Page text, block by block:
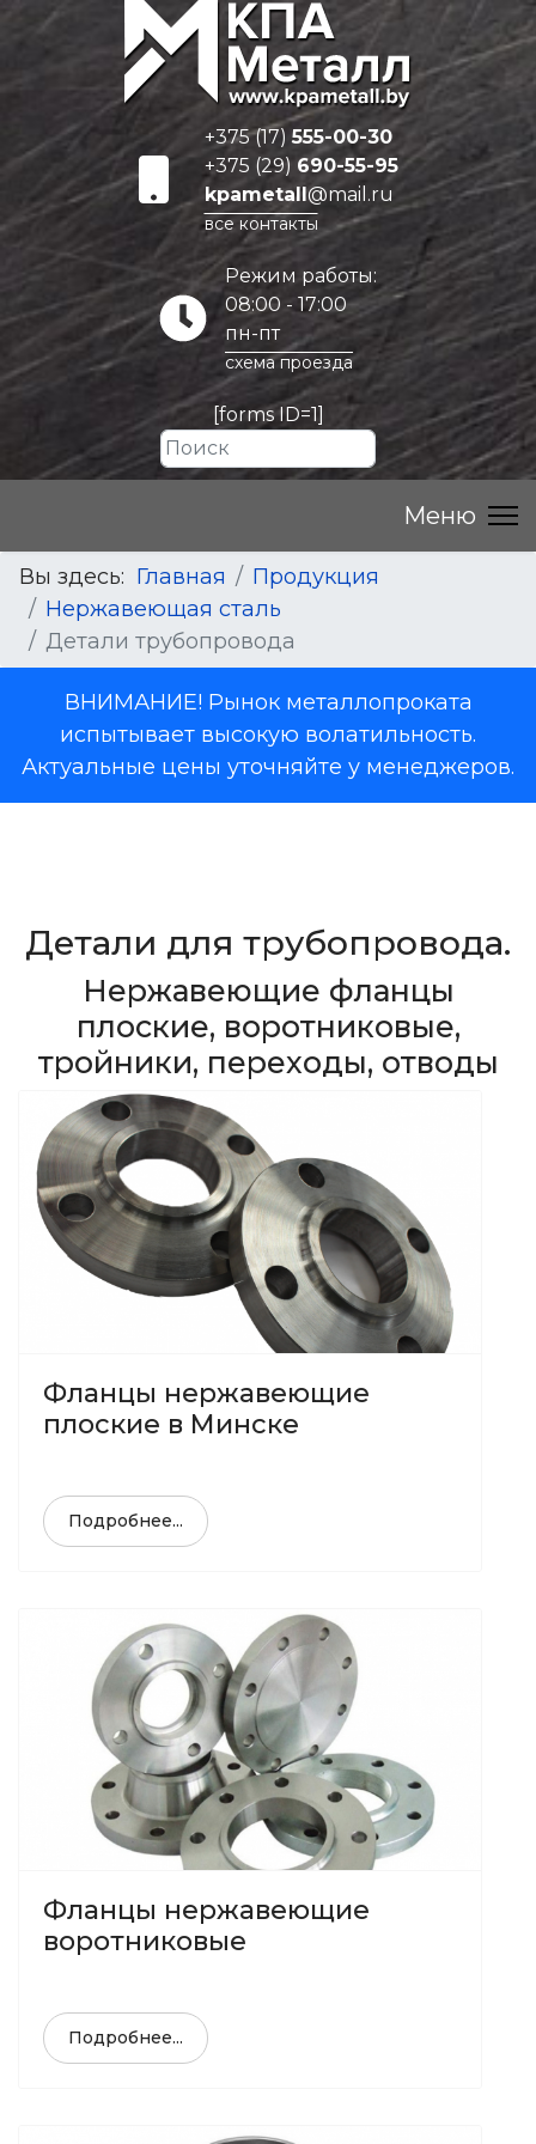
+375 (17)555-00-30
+375 (29) 690-55-95
kpametall@mail.ru
все контакты
Режим работы:
08:00 - 17:00
пн-пт
схема проезда
[forms ID=1]
Вы здесь: Главная
Продукция
Нержавеющая сталь
Детали трубопровода
ВНИМАНИЕ! Рынок металлопроката
испытывает высокую волатильность.
Актуальные цены уточняйте у менеджеров.
Детали для трубопровода.
Нержавеющие фланцы
плоские, воротниковые,
тройники, переходы, отводы
Фланцы нержавеющие
плоские в Минске
Подробнее...
Фланцы нержавеющие
воротниковые
Подробнее...